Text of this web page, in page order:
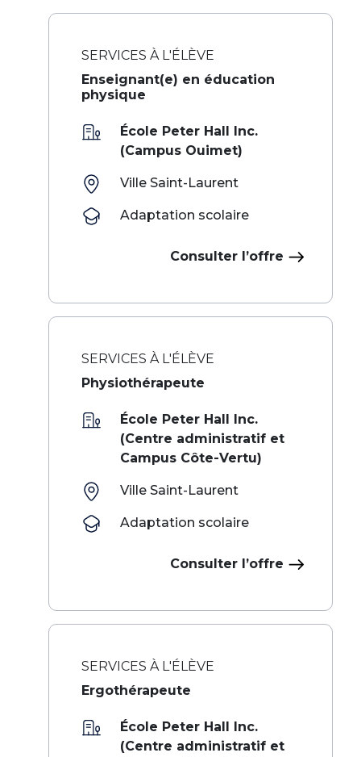
SERVICES À L'ÉLÈVE
Enseignant(e) en éducation
physique
École Peter Hall Inc.
(Campus Ouimet)
Ville Saint-Laurent
Adaptation scolaire
Consulter l’offre
SERVICES À L'ÉLÈVE
Physiothérapeute
École Peter Hall Inc.
(Centre administratif et
Campus Côte-Vertu)
Ville Saint-Laurent
Adaptation scolaire
Consulter l’offre
SERVICES À L'ÉLÈVE
Ergothérapeute
École Peter Hall Inc.
(Centre administratif et